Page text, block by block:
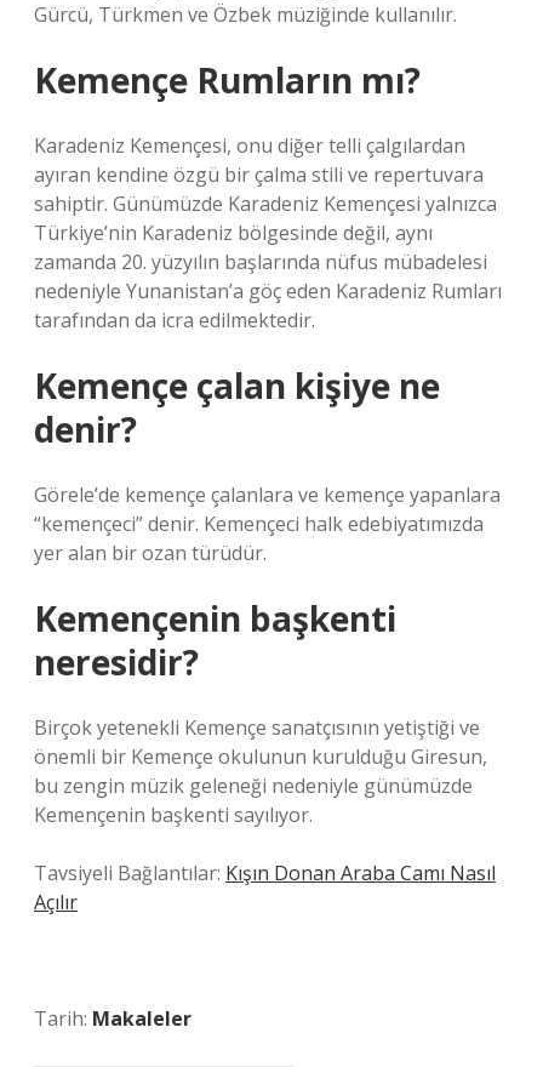
Gürcü, Türkmen ve Özbek müziğinde kullanılır.
Kemençe Rumların mı?
Karadeniz Kemençesi, onu diğer telli çalgılardan
ayıran kendine özgü bir çalma stili ve repertuvara
sahiptir. Günümüzde Karadeniz Kemençesi yalnızca
Türkiye’nin Karadeniz bölgesinde değil, aynı
zamanda 20. yüzyılın başlarında nüfus mübadelesi
nedeniyle Yunanistan’a göç eden Karadeniz Rumları
tarafından da icra edilmektedir.
Kemençe çalan kişiye ne
denir?
Görele’de kemençe çalanlara ve kemençe yapanlara
“kemençeci” denir. Kemençeci halk edebiyatımızda
yer alan bir ozan türüdür.
Kemençenin başkenti
neresidir?
Birçok yetenekli Kemençe sanatçısının yetiştiği ve
önemli bir Kemençe okulunun kurulduğu Giresun,
bu zengin müzik geleneği nedeniyle günümüzde
Kemençenin başkenti sayılıyor.
Tavsiyeli Bağlantılar: Kışın Donan Araba Camı Nasıl
Açılır
Tarih: Makaleler